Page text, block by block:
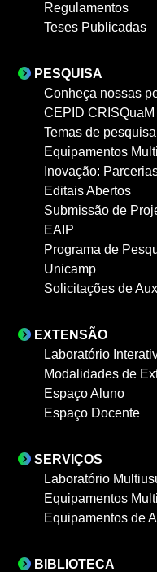
Regulamentos
Teses Publicadas
PESQUISA
Conheça nossas
CEPID CRISQuaM
Temas de pesquisa
Equipamentos
Inovação:
Editais Abertos
Submissão de
EAIP
Programa de
Unicamp
Solicitações de
EXTENSÃO
Laboratório
Modalidades de
Espaço Aluno
Espaço Docente
SERVIÇOS
Laboratório
Equipamentos
Equipamentos de
BIBLIOTECA